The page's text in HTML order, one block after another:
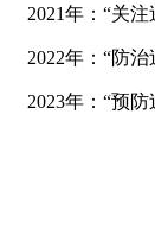
2021年：“关
2022年：“防
2023年：“预